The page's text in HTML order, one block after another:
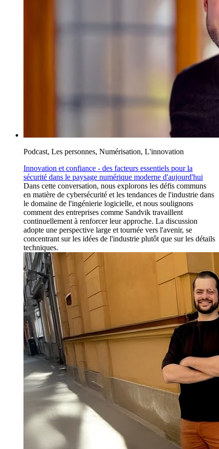
Podcast, Les personnes, Numérisation, L'innovation
Innovation et confiance - des facteurs essentiels pour la
sécurité dans le paysage numérique moderne d'aujourd'hui
Dans cette conversation, nous explorons les défis communs
en matière de cybersécurité et les tendances de l'industrie dans
le domaine de l'ingénierie logicielle, et nous soulignons
comment des entreprises comme Sandvik travaillent
continuellement à renforcer leur approche. La discussion
adopte une perspective large et tournée vers l'avenir, se
concentrant sur les idées de l'industrie plutôt que sur les détails
techniques.